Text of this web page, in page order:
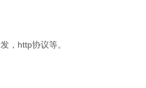
，http协议等。